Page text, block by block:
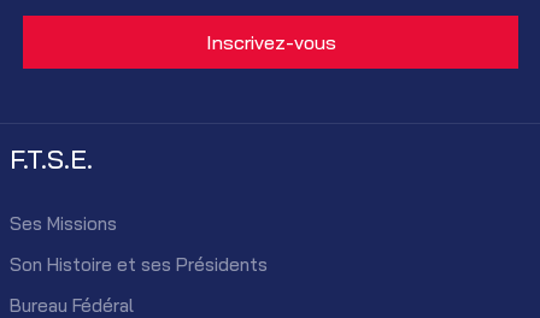
F.T.S.E.
Ses Missions
Son Histoire et ses Présidents
Bureau Fédéral